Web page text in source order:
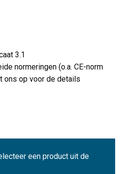
3.1
normeringen (o.a. CE-norm
ons op voor de details
een product uit de